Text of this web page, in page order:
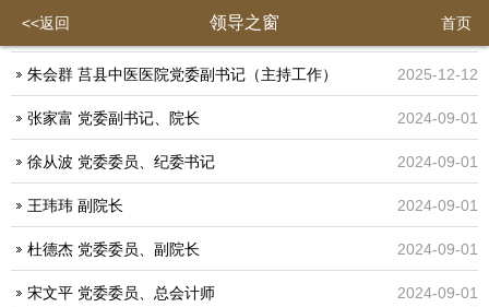
<<返回 领导之窗 首页
朱会群 莒县中医医院党委副书记（主持工作） 2025-12-12
张家富 党委副书记、院长 2024-09-01
徐从波 党委委员、纪委书记 2024-09-01
王玮玮 副院长 2024-09-01
杜德杰 党委委员、副院长 2024-09-01
宋文平 党委委员、总会计师 2024-09-01